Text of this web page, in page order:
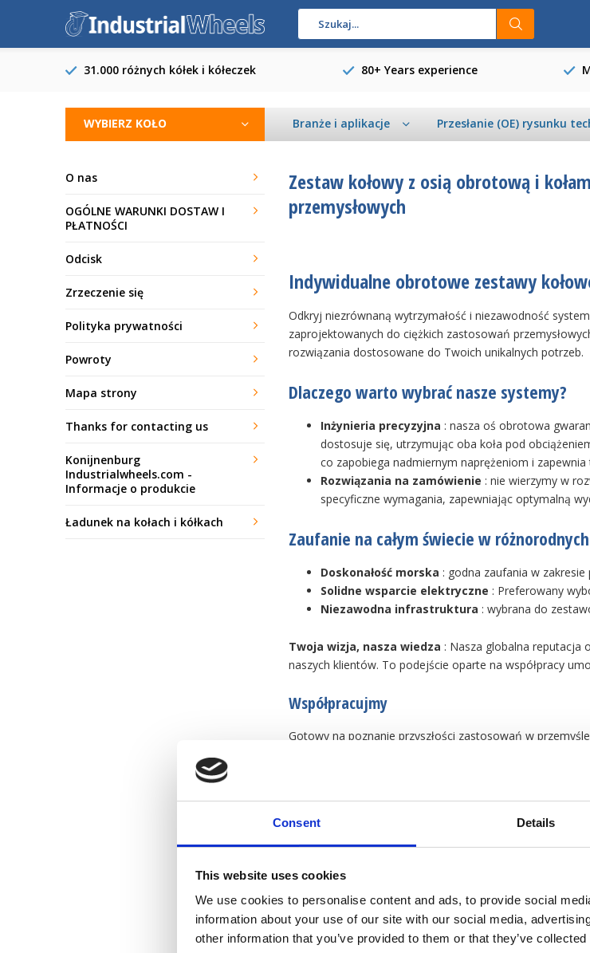
Consent Details
This website uses cookies
We use cookies to personalise content and ads, to provide social
information about your use of our site with our social media,
other information that you’ve provided to them or that they’ve
31.000 różnych kółek i kółeczek 80+ Years experience
WYBIERZ KOŁO Branże i aplikacje Przesłanie (OE) rysunku
Zestaw kołowy z osią obrotową i
przemysłowych
Indywidualne obrotowe zestawy
Odkryj niezrównaną wytrzymałość i niezawodność
zaprojektowanych do ciężkich zastosowań
rozwiązania dostosowane do Twoich unikalnych potrzeb.
Dlaczego warto wybrać nasze systemy?
Inżynieria precyzyjna : nasza oś obrotowa
dostosuje się, utrzymując oba koła pod
co zapobiega nadmiernym naprężeniom i zapewnia
Rozwiązania na zamówienie : nie wierzymy w
specyficzne wymagania, zapewniając optymalną
Zaufanie na całym świecie w
Doskonałość morska : godna zaufania w
Solidne wsparcie elektryczne : Preferowany
Niezawodna infrastruktura : wybrana do
Twoja wizja, nasza wiedza : Nasza globalna reputacja
naszych klientów. To podejście oparte na współpracy
Współpracujmy
Gotowy na poznanie przyszłości zastosowań w
O nas
OGÓLNE WARUNKI DOSTAW I
PŁATNOŚCI
Odcisk
Zrzeczenie się
Polityka prywatności
Powroty
Mapa strony
Thanks for contacting us
Konijnenburg
Industrialwheels.com -
Informacje o produkcie
Ładunek na kołach i kółkach